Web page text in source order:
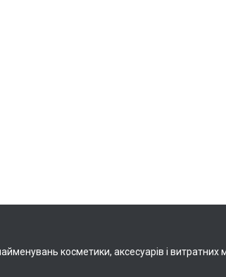
косметики, аксесуарів і витратних